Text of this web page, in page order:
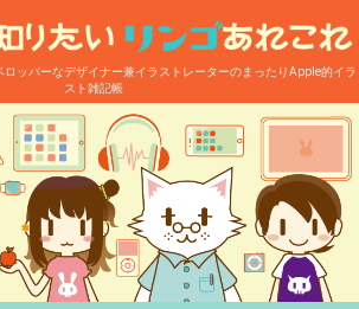
ロッパーなデザイナー兼イラストレーターのまったりApple的イラ
スト雑記帳